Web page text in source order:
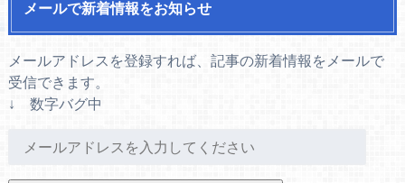
メールで新着情報をお知らせ
メールアドレスを登録すれば、記事の新着情報をメールで
受信できます。
↓ 数字バグ中